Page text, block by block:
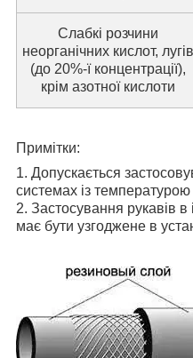
Слабкі розчини
неорганічних кислот, лугів
(до 20%-ї концентрації),
крім азотної кислоти
Примітки:
1. Допускається
системах із
2. Застосування рукавів в
має бути узгоджене в